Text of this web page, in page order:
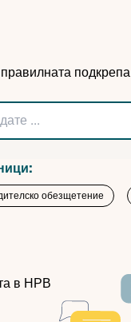
подкрепа
обезщетение
в НРВ